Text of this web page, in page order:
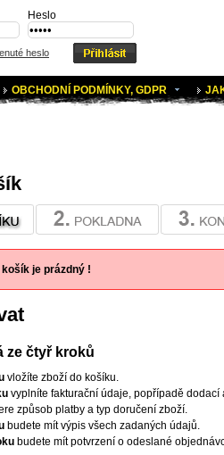
Heslo
heslo
OBCHODNÍ PODMÍNKY, GDPR
je prázdný !
ze čtyř kroků
vložíte zboží do košíku.
vyplníte fakturační údaje, popřípadě
způsob platby a typ doručení zboží.
budete mít výpis všech zadaných údajů.
budete mít potvrzení o odeslané